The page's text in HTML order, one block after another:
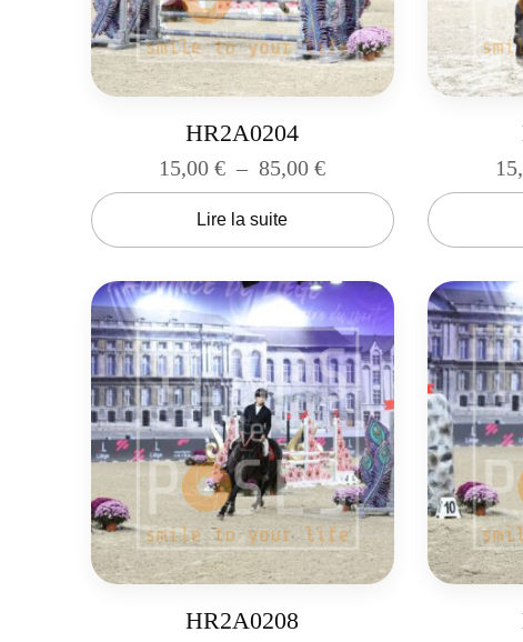
HR2A0204
15,00€ – 85,00€
Lire la suite
HR2A0208